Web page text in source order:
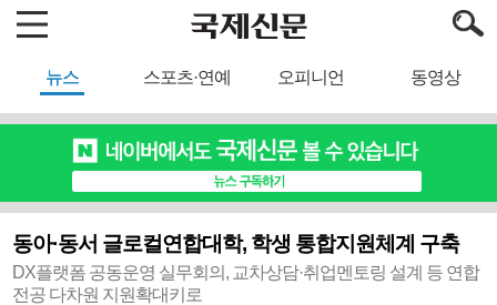
뉴스 스포츠·연예 오피니언 동영상
동아·동서 글로컬연합대학, 학생 통합지원체계 구축
DX플랫폼 공동운영 실무회의, 교차상담·취업멘토링 설계 등 연합
전공 다차원 지원확대키로